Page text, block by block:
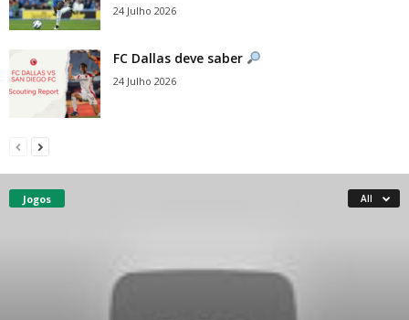
24 Julho 2026
FC Dallas deve saber
24 Julho 2026
Jogos All